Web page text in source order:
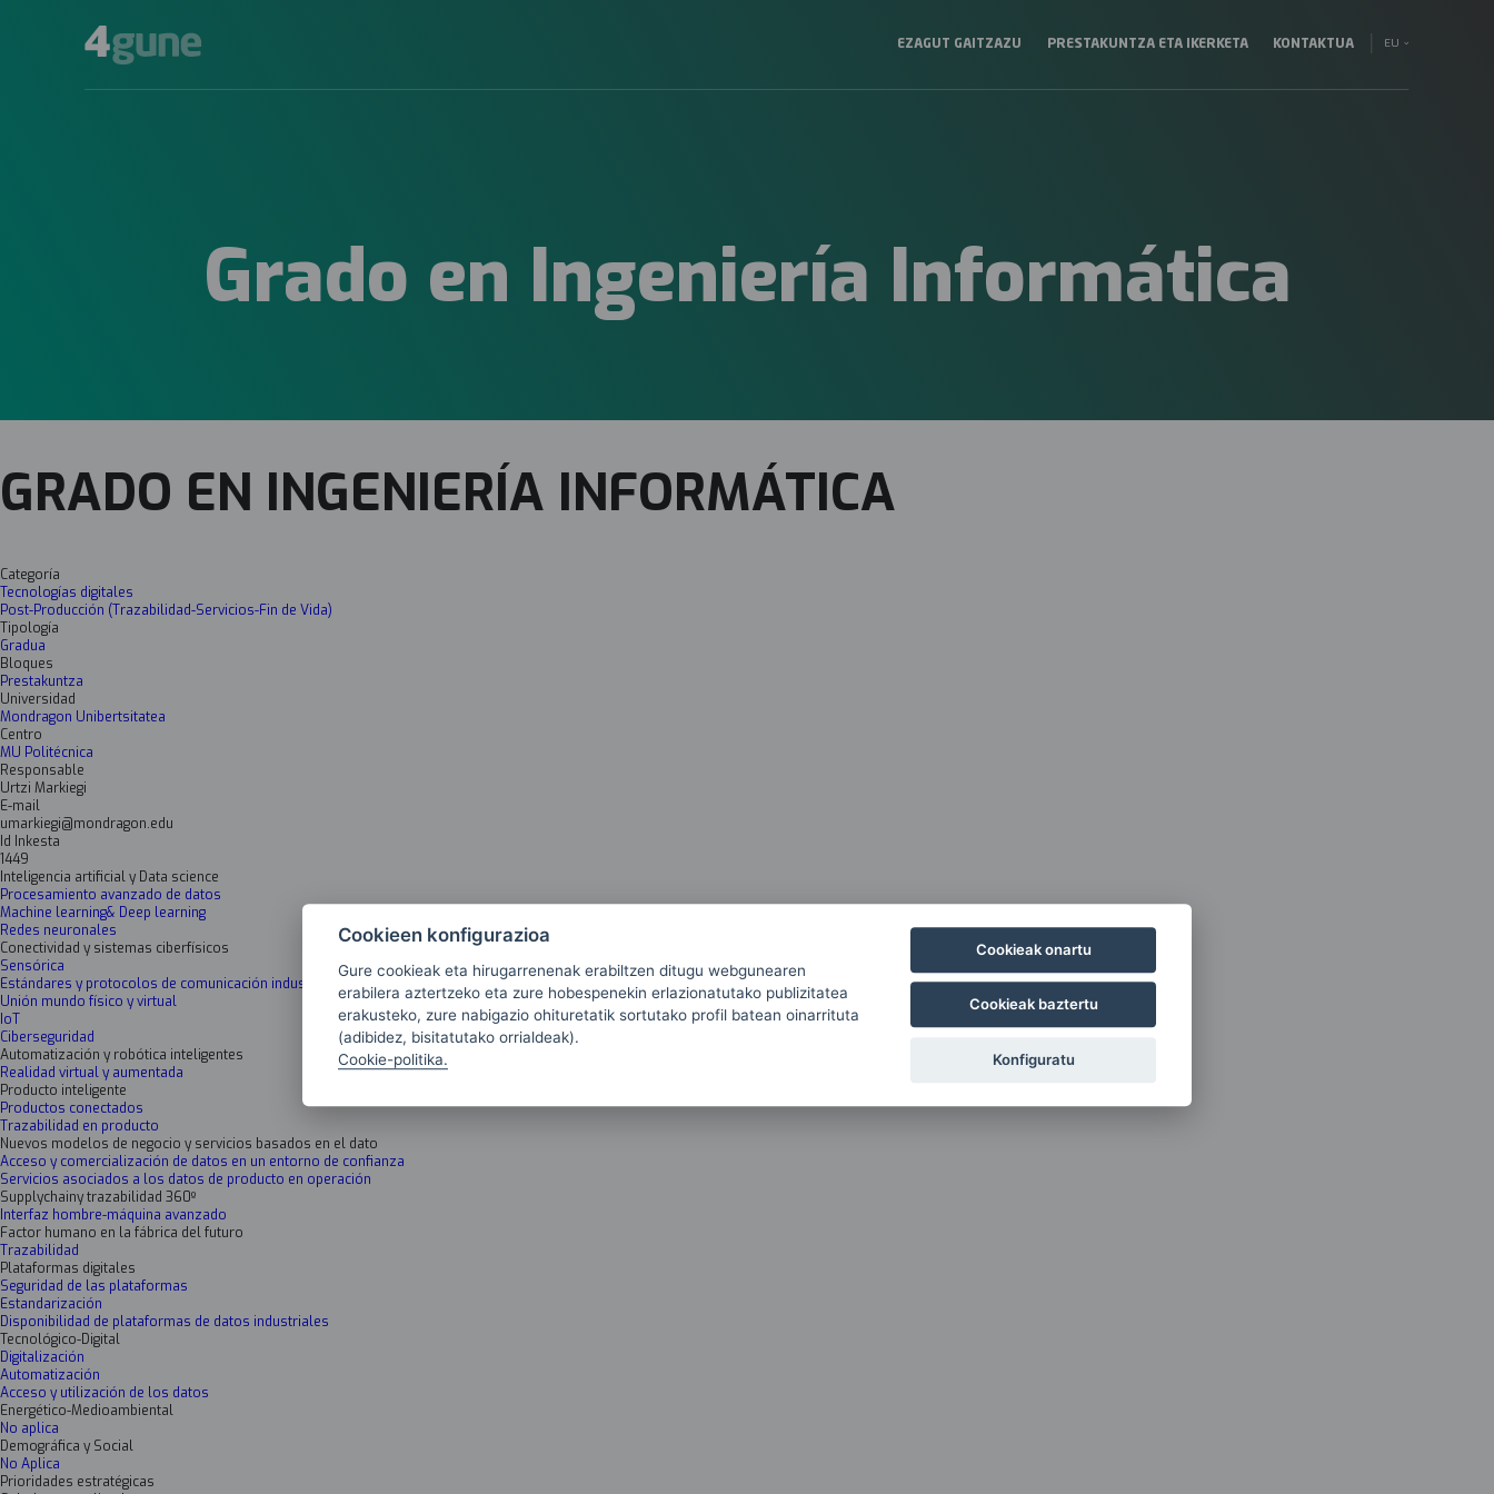
principal
EZAGUT GAITZAZU PRESTAKUNTZA ETA IKERKETA KONTAKTUA EU
Grado en Ingeniería Informática
GRADO EN INGENIERÍA INFORMÁTICA
Categoría
Tecnologías digitales
Post-Producción (Trazabilidad-Servicios-Fin de Vida)
Tipología
Gradua
Bloques
Prestakuntza
Universidad
Mondragon Unibertsitatea
Centro
MU Politécnica
Responsable
Urtzi Markiegi
E-mail
umarkiegi@mondragon.edu
Id Inkesta
1449
Inteligencia artificial y Data science
Procesamiento avanzado de datos
Machine learning& Deep learning
Redes neuronales
Conectividad y sistemas ciberfísicos
Sensórica
Estándares y protocolos de comunicación industriales
Unión mundo físico y virtual
IoT
Ciberseguridad
Automatización y robótica inteligentes
Realidad virtual y aumentada
Producto inteligente
Productos conectados
Trazabilidad en producto
Nuevos modelos de negocio y servicios basados en el dato
Acceso y comercialización de datos en un entorno de confianza
Servicios asociados a los datos de producto en operación
Supplychainy trazabilidad 360º
Interfaz hombre-máquina avanzado
Factor humano en la fábrica del futuro
Trazabilidad
Plataformas digitales
Seguridad de las plataformas
Estandarización
Disponibilidad de plataformas de datos industriales
Tecnológico-Digital
Digitalización
Automatización
Acceso y utilización de los datos
Energético-Medioambiental
No aplica
Demográfica y Social
No Aplica
Prioridades estratégicas
Cookieen konfigurazioa
Gure cookieak eta hirugarrenenak erabiltzen ditugu webgunearen
erabilera aztertzeko eta zure hobespenekin erlazionatutako publizitatea
erakusteko, zure nabigazio ohituretatik sortutako profil batean oinarrituta
(adibidez, bisitatutako orrialdeak).
Cookie-politika.
Cookieak onartu
Cookieak baztertu
Konfiguratu